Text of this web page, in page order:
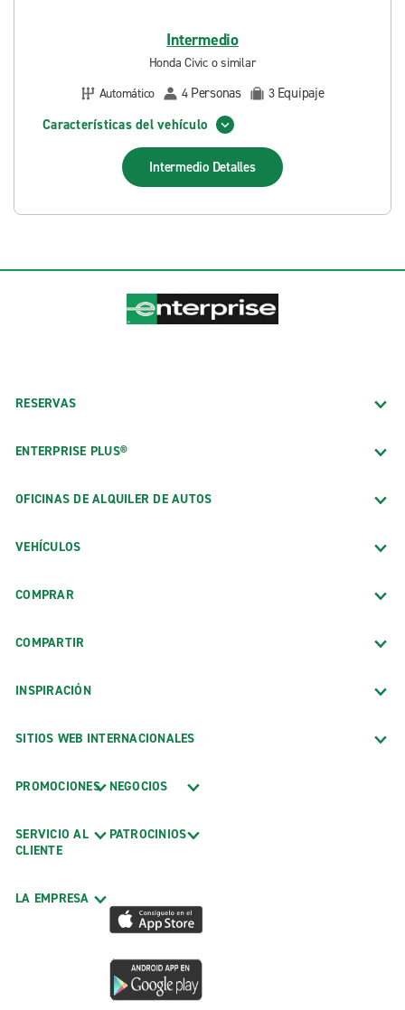
Intermedio
Honda Civic o similar
Automático
4 Personas 3 Equipaje
Características del vehículo
Intermedio Detalles
RESERVAS
ENTERPRISE PLUS®
OFICINAS DE ALQUILER DE AUTOS
VEHÍCULOS
COMPRAR
COMPARTIR
INSPIRACIÓN
SITIOS WEB INTERNACIONALES
PROMOCIONES
SERVICIO AL
CLIENTE
LA EMPRESA
NEGOCIOS
PATROCINIOS